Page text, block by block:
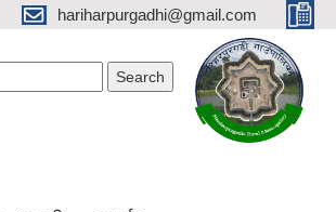
hariharpurgadhi@gmail.com